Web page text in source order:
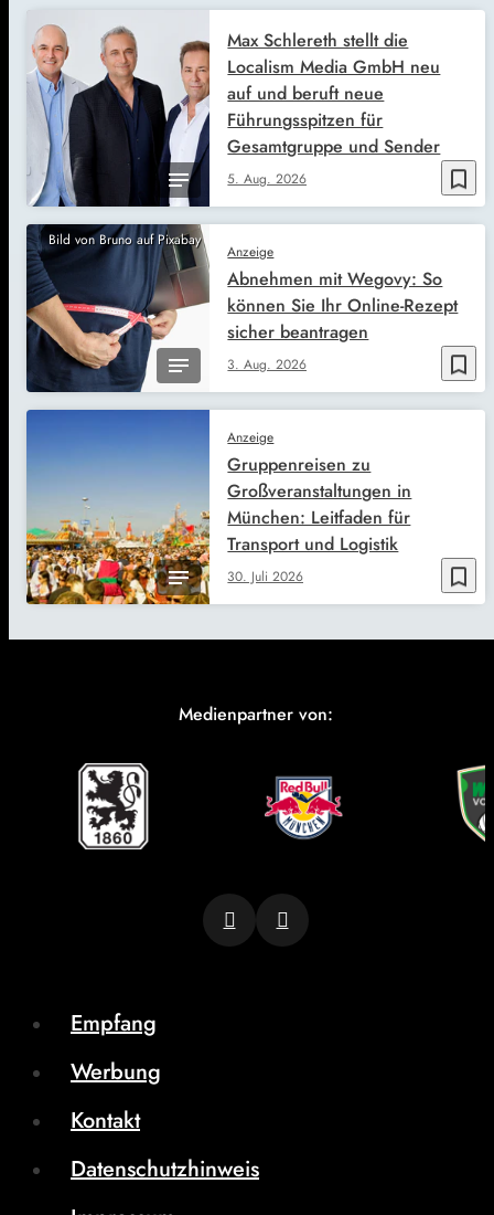
bookmark_border
5. Aug. 2026
Max Schlereth stellt die
Localism Media GmbH neu
auf und beruft neue
Führungsspitzen für
Gesamtgruppe und Sender
Bild von Bruno auf Pixabay
bookmark_border
Anzeige
3. Aug. 2026
Abnehmen mit Wegovy: So
können Sie Ihr Online-Rezept
sicher beantragen
bookmark_border
Anzeige
30. Juli 2026
Gruppenreisen zu
Großveranstaltungen in
München: Leitfaden für
Transport und Logistik
Medienpartner von:
Empfang
Werbung
Kontakt
Datenschutzhinweis